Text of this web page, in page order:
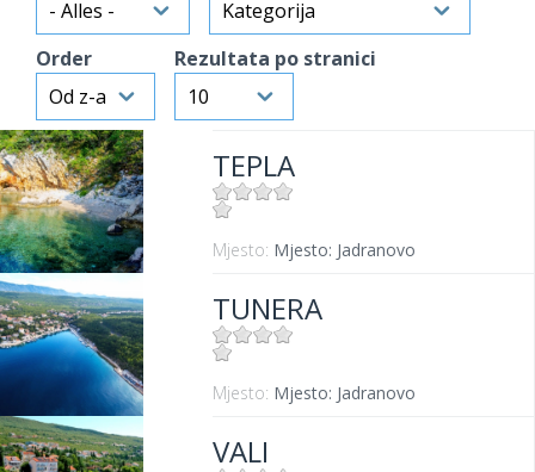
Order Rezultata po stranici
TEPLA
Mjesto: Mjesto: Jadranovo
TUNERA
Mjesto: Mjesto: Jadranovo
VALI